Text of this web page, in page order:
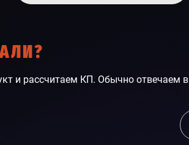
и рассчитаем КП. Обычно отвечаем в